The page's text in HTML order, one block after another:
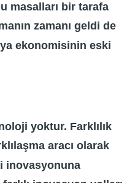
masalları bir tarafa
zamanı geldi de
ekonomisinin eski
yoktur. Farklılık
aracı olarak
inovasyonuna